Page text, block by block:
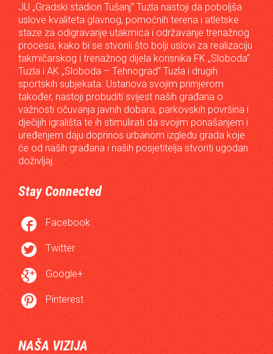
JU „Gradski stadion Tušanj“ Tuzla nastoji da poboljša
uslove kvaliteta glavnog, pomoćnih terena i atletske
staze za odigravanje utakmica i održavanje trenažnog
procesa, kako bi se stvorili što bolji uslovi za realizaciju
takmičarskog i trenažnog dijela korisnika FK „Sloboda“
Tuzla i AK „Sloboda – Tehnograd“ Tuzla i drugih
sportskih subjekata. Ustanova svojim primjerom
također, nastoji probuditi svijest naših građana o
važnosti očuvanja javnih dobara, parkovskih površina i
dječijih igrališta te ih stimulirati da svojim ponašanjem i
uređenjem daju doprinos urbanom izgledu grada koje
će od naših građana i naših posjetitelja stvoriti ugodan
doživljaj.
Stay Connected
 Facebook
 Twitter
 Google+
 Pinterest
NAŠA VIZIJA